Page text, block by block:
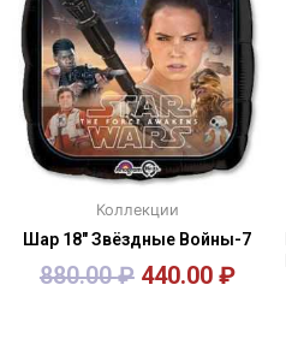
Коллекции
Шар 18″ Звёздные Войны-7
880.00₽ 440.00 ₽